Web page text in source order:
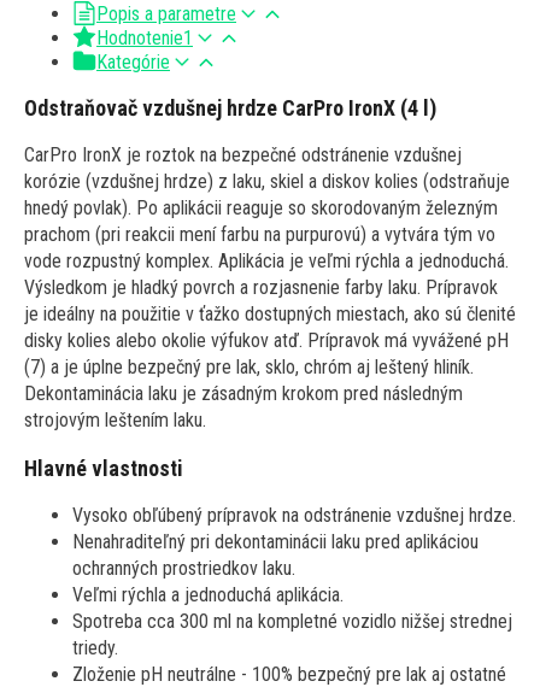
Popis a parametre
Hodnotenie1
Kategórie
Odstraňovač vzdušnej hrdze CarPro IronX (4 l)
CarPro IronX je roztok na bezpečné odstránenie vzdušnej
korózie (vzdušnej hrdze) z laku, skiel a diskov kolies (odstraňuje
hnedý povlak). Po aplikácii reaguje so skorodovaným železným
prachom (pri reakcii mení farbu na purpurovú) a vytvára tým vo
vode rozpustný komplex. Aplikácia je veľmi rýchla a jednoduchá.
Výsledkom je hladký povrch a rozjasnenie farby laku. Prípravok
je ideálny na použitie v ťažko dostupných miestach, ako sú členité
disky kolies alebo okolie výfukov atď. Prípravok má vyvážené pH
(7) a je úplne bezpečný pre lak, sklo, chróm aj leštený hliník.
Dekontaminácia laku je zásadným krokom pred následným
strojovým leštením laku.
Hlavné vlastnosti
Vysoko obľúbený prípravok na odstránenie vzdušnej hrdze.
Nenahraditeľný pri dekontaminácii laku pred aplikáciou
ochranných prostriedkov laku.
Veľmi rýchla a jednoduchá aplikácia.
Spotreba cca 300 ml na kompletné vozidlo nižšej strednej
triedy.
Zloženie pH neutrálne - 100% bezpečný pre lak aj ostatné